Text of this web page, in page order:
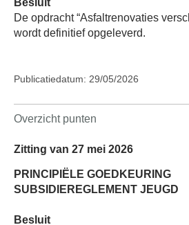
Besluit
De opdracht “Asfaltrenovaties
wordt definitief opgeleverd.
Publicatiedatum: 29/05/2026
Overzicht punten
Zitting van 27 mei 2026
PRINCIPIËLE GOEDKEURING
SUBSIDIEREGLEMENT JEUGD
Besluit